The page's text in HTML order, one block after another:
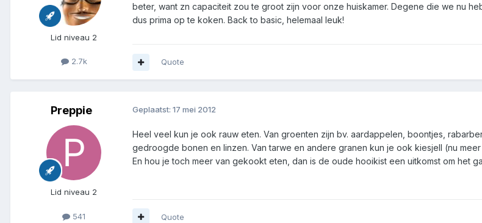
Lid niveau 2
2.7k
beter, want zn capaciteit zou te groot zijn voor onze huiskamer. Degene die we nu
dus prima op te koken. Back to basic, helemaal leuk!
Quote
Preppie
Lid niveau 2
541
Geplaatst: 17 mei 2012
Heel veel kun je ook rauw eten. Van groenten zijn bv. aardappelen, boontjes,
gedroogde bonen en linzen. Van tarwe en andere granen kun je ook kiesjell (nu
En hou je toch meer van gekookt eten, dan is de oude hooikist een uitkomst om het
Quote